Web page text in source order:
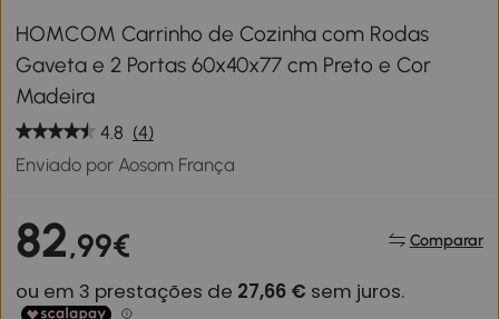
HOMCOM Carrinho de Cozinha com Rodas
Gaveta e 2 Portas 60x40x77 cm Preto e Cor
Madeira
4.8 (4)
Enviado por Aosom França
82,99€ Comparar